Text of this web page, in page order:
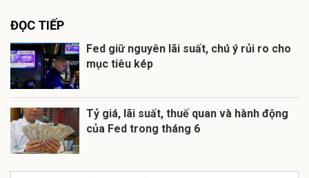
ĐỌC TIẾP
Fed giữ nguyên lãi suất, chú ý rủi ro cho
mục tiêu kép
Tỷ giá, lãi suất, thuế quan và hành động
của Fed trong tháng 6